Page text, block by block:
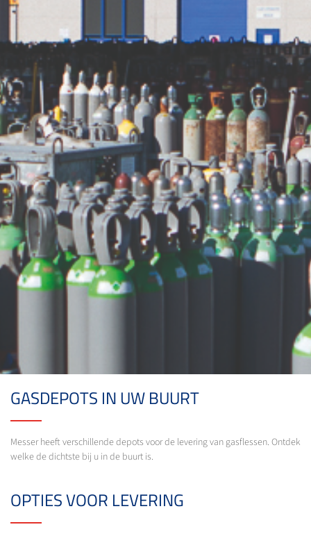
GASDEPOTS IN UW BUURT
Messer heeft verschillende depots voor de levering van gasflessen. Ontdek
welke de dichtste bij u in de buurt is.
OPTIES VOOR LEVERING